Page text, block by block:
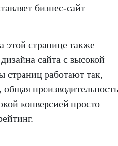
бизнес-сайт
этой странице также
сайта с высокой
страниц работают так,
производительность
конверсией просто